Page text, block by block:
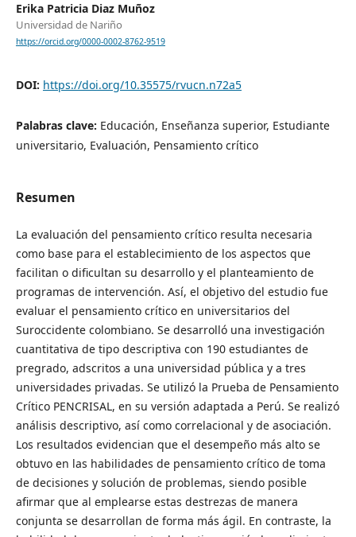
Erika Patricia Diaz Muñoz
Universidad de Nariño
https://orcid.org/0000-0002-8762-9519
DOI: https://doi.org/10.35575/rvucn.n72a5
Palabras clave: Educación, Enseñanza superior, Estudiante
universitario, Evaluación, Pensamiento crítico
Resumen
La evaluación del pensamiento crítico resulta necesaria
como base para el establecimiento de los aspectos que
facilitan o dificultan su desarrollo y el planteamiento de
programas de intervención. Así, el objetivo del estudio fue
evaluar el pensamiento crítico en universitarios del
Suroccidente colombiano. Se desarrolló una investigación
cuantitativa de tipo descriptiva con 190 estudiantes de
pregrado, adscritos a una universidad pública y a tres
universidades privadas. Se utilizó la Prueba de Pensamiento
Crítico PENCRISAL, en su versión adaptada a Perú. Se realizó
análisis descriptivo, así como correlacional y de asociación.
Los resultados evidencian que el desempeño más alto se
obtuvo en las habilidades de pensamiento crítico de toma
de decisiones y solución de problemas, siendo posible
afirmar que al emplearse estas destrezas de manera
conjunta se desarrollan de forma más ágil. En contraste, la